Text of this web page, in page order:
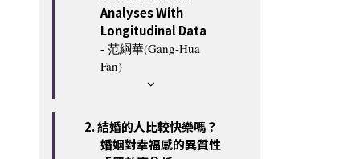
Analyses With
Longitudinal Data
- 范綱華(Gang-Hua
Fan)
2. 結婚的人比較快樂嗎？
婚姻對幸福感的異質性